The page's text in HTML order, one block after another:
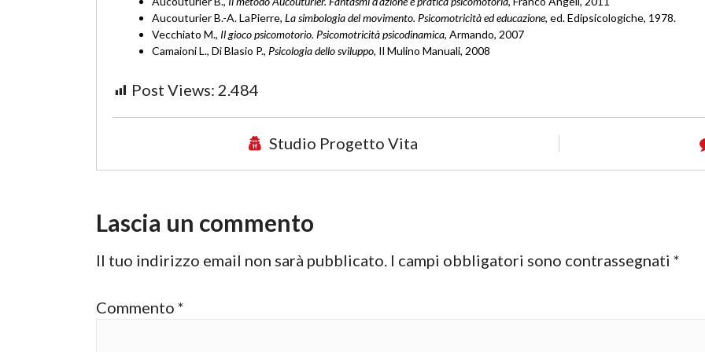
Aucouturier B.-A. LaPierre, La simbologia del movimento. Psicomotricità ed educazione, ed. Edipsicologiche, 1978.
Vecchiato M., Il gioco psicomotorio. Psicomotricità psicodinamica, Armando, 2007
Camaioni L., Di Blasio P., Psicologia dello sviluppo, Il Mulino Manuali, 2008
Post Views: 2.484
Studio Progetto Vita
Lascia un commento
Il tuo indirizzo email non sarà pubblicato. I campi obbligatori sono contrassegnati *
Commento *